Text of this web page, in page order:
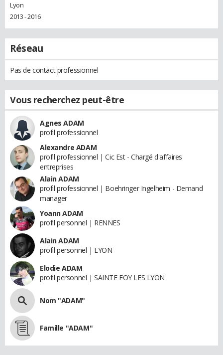
Lyon
2013 - 2016
Réseau
Pas de contact professionnel
Vous recherchez peut-être
Agnes ADAM
profil professionnel
Alexandre ADAM
profil professionnel | Cic Est - Chargé d'affaires
entreprises
Alain ADAM
profil professionnel | Boehringer Ingelheim - Demand
manager
Yoann ADAM
profil personnel | RENNES
Alain ADAM
profil personnel | LYON
Elodie ADAM
profil personnel | SAINTE FOY LES LYON
Nom "ADAM"
Famille "ADAM"